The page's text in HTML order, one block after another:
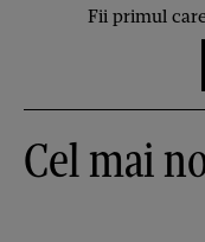
Fii primul
Cel mai